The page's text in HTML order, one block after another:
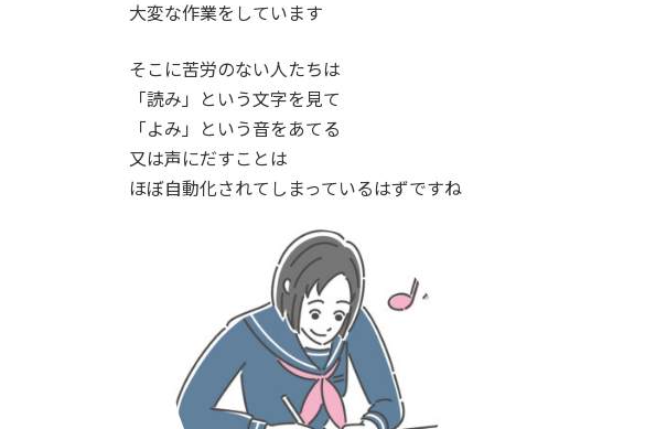
大変な作業をしています
そこに苦労のない人たちは
「読み」という文字を見て
「よみ」という音をあてる
又は声にだすことは
ほぼ自動化されてしまっているはずですね